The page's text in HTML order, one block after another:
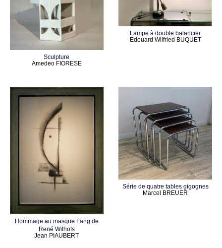
Sculpture
Amedeo FIORESE
Lampe à double balancier
Edouard Wilfried BUQUET
Hommage au masque Fang de
René Withofs
Jean PIAUBERT
Série de quatre tables gigognes
Marcel BREUER